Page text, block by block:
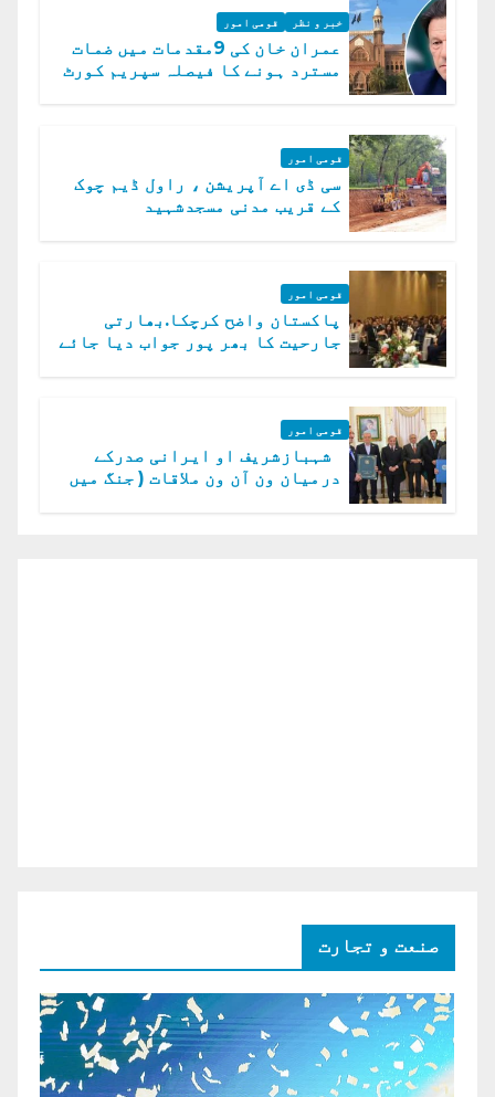
خبر و نظر قومی امور
عمران خان کی 9مقدمات میں ضمات
مسترد ہونے کا فیصلہ سپریم کورٹ
قومی امور
سی ڈی اے آپریشن ، راول ڈیم چوک
کے قریب مدنی مسجدشہید
قومی امور
پاکستان واضح کرچکا.بھارتی
جارحیت کا بھر پور جواب دیا جائے
قومی امور
شہبازشریف او ایرانی صدرکے
درمیان ون آن ون ملاقات ( جنگ میں
صنعت و تجارت